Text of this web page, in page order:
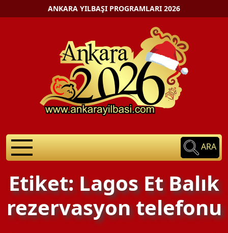
ANKARA YILBAŞI PROGRAMLARI 2026
ARA
Etiket: Lagos Et Balık
rezervasyon telefonu